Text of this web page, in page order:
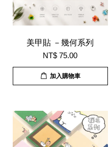
美甲貼 －幾何系列
NT$ 75.00
加入購物車